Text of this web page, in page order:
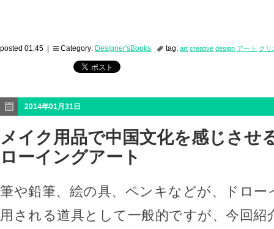
posted 01:45 | Category: Designer'sBooks tag: art creative design アート クリ
2014年01月31日
メイク用品で中国文化を感じさせ
ローイングアート
筆や鉛筆、絵の具、ペンキなどが、ドロー
用される道具として一般的ですが、今回紹